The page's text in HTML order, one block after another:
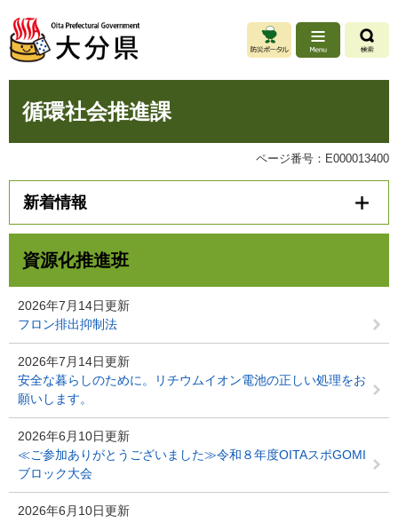
ジ
先
ュ
を
循環社会推進課
ページ番号：E000013400
新着情報
資源化推進班
2026年7月14日更新
フロン排出抑制法
2026年7月14日更新
安全な暮らしのために。リチウムイオン電池の正しい処理をお
願いします。
2026年6月10日更新
≪ご参加ありがとうございました≫令和８年度OITAスポGOMI
ブロック大会
2026年6月10日更新